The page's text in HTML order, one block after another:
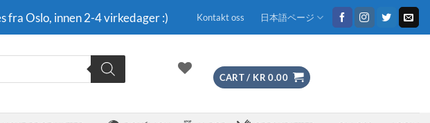
fra Oslo, innen 2-4 virkedager :) Kontakt oss 日本語ページ
CART / KR 0.00